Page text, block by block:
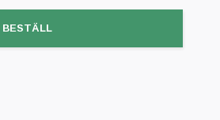
BESTÄLL